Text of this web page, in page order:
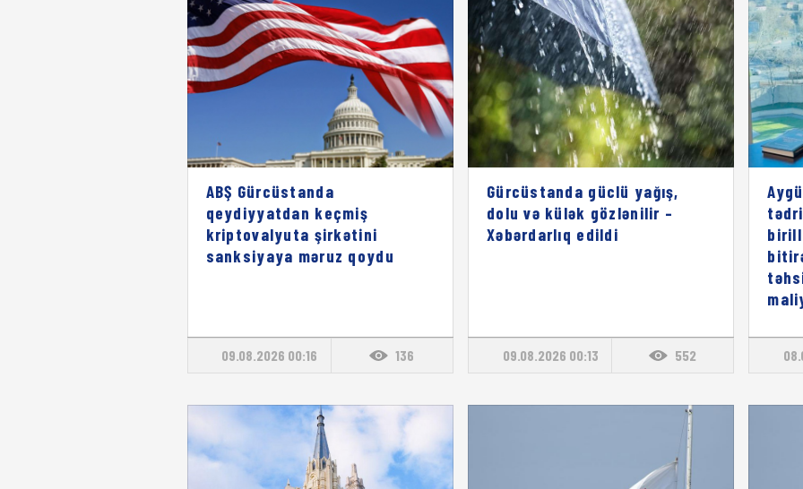
ABŞ Gürcüstanda
qeydiyyatdan keçmiş
kriptovalyuta şirkətini
sanksiyaya məruz qoydu
09.08.2026 00:16 136
Gürcüstanda güclü yağış,
dolu və külək gözlənilir –
Xəbərdarlıq edildi
09.08.2026 00:13 552